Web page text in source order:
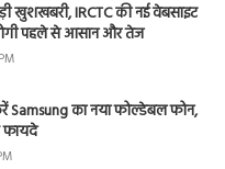
खुशखबरी, IRCTC की नई वेबसाइट
पहले से आसान और तेज
Samsung का नया फोल्डेबल फोन,